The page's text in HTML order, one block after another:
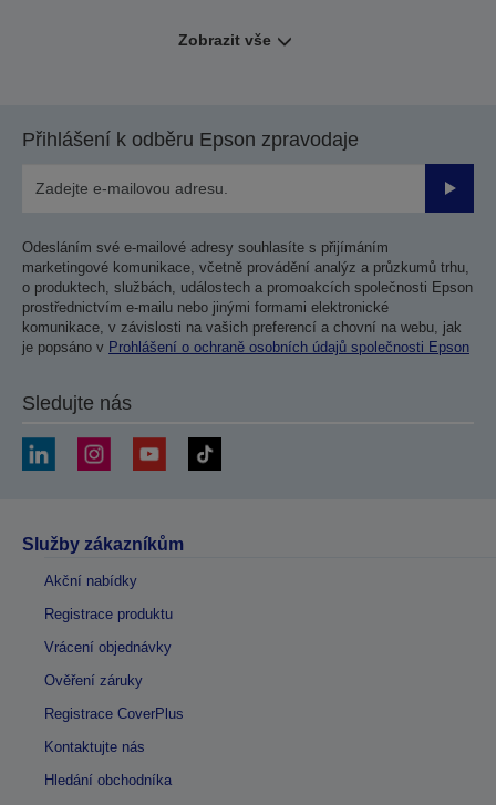
Zobrazit vše
Přihlášení k odběru Epson zpravodaje
Odesláním své e-mailové adresy souhlasíte s přijímáním
marketingové komunikace, včetně provádění analýz a průzkumů trhu,
o produktech, službách, událostech a promoakcích společnosti Epson
prostřednictvím e-mailu nebo jinými formami elektronické
komunikace, v závislosti na vašich preferencí a chovní na webu, jak
je popsáno v Prohlášení o ochraně osobních údajů společnosti Epson
Sledujte nás
Služby zákazníkům
Akční nabídky
Registrace produktu
Vrácení objednávky
Ověření záruky
Registrace CoverPlus
Kontaktujte nás
Hledání obchodníka